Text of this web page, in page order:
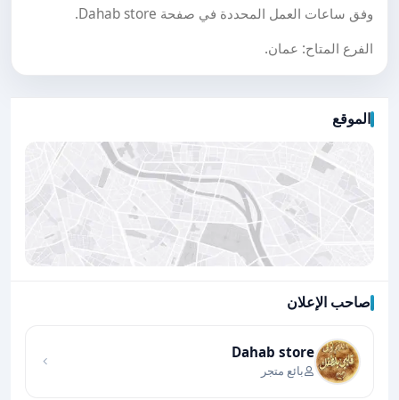
وفق ساعات العمل المحددة في صفحة Dahab store.
الفرع المتاح: عمان.
الموقع
صاحب الإعلان
Dahab store
بائع متجر